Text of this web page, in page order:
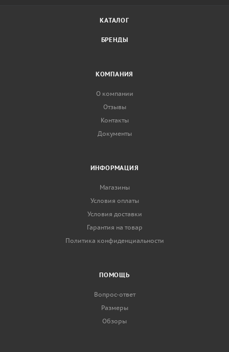
КАТАЛОГ
БРЕНДЫ
КОМПАНИЯ
О компании
Отзывы
Контакты
Документы
ИНФОРМАЦИЯ
Магазины
Условия оплаты
Условия доставки
Гарантия на товар
Политика конфиденциальности
ПОМОЩЬ
Вопрос-ответ
Размеры
Обзоры